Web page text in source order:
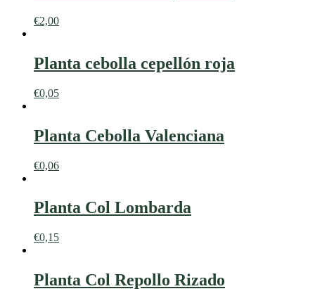
€2,00
Planta cebolla cepellón roja
€0,05
Planta Cebolla Valenciana
€0,06
Planta Col Lombarda
€0,15
Planta Col Repollo Rizado